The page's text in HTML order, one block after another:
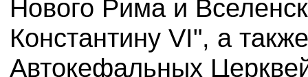
Нового Рима и
Константину VI", а
Автокефальных